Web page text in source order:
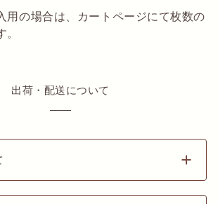
用の場合は、カートページにて枚数の
出荷・配送について